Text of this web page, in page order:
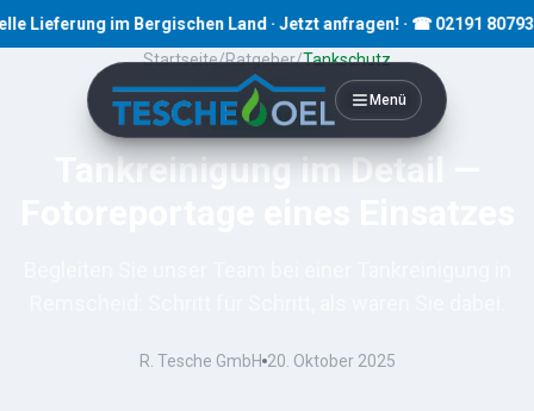
im Bergischen Land · Jetzt anfragen! · ☎ 02191 80793
Menü
Startseite/Ratgeber/Tankschutz
Min. Lesezeit
Tankreinigung im Detail —
R. Tesche GmbH 20. Oktober 2025